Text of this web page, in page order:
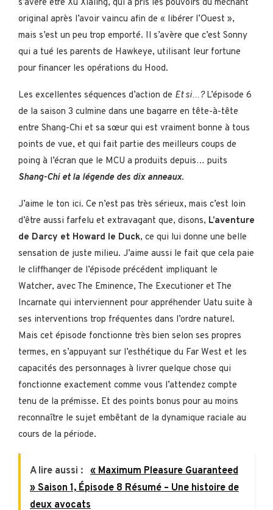
s’avère être Xu Xialing, qui a pris les pouvoirs du méchant
original après l’avoir vaincu afin de « libérer l’Ouest »,
mais s’est un peu trop emporté. Il s’avère que c’est Sonny
qui a tué les parents de Hawkeye, utilisant leur fortune
pour financer les opérations du Hood.
Les excellentes séquences d’action de Et si…?L’épisode 6
de la saison 3 culmine dans une bagarre en tête-à-tête
entre Shang-Chi et sa sœur qui est vraiment bonne à tous
points de vue, et qui fait partie des meilleurs coups de
poing à l’écran que le MCU a produits depuis… puits
Shang-Chi et la légende des dix anneaux.
J’aime le ton ici. Ce n’est pas très sérieux, mais c’est loin
d’être aussi farfelu et extravagant que, disons, L’aventure
de Darcy et Howard le Duck, ce qui lui donne une belle
sensation de juste milieu. J’aime aussi le fait que cela paie
le cliffhanger de l’épisode précédent impliquant le
Watcher, avec The Eminence, The Executioner et The
Incarnate qui interviennent pour appréhender Uatu suite à
ses interventions trop fréquentes dans l’ordre naturel.
Mais cet épisode fonctionne très bien selon ses propres
termes, en s’appuyant sur l’esthétique du Far West et les
capacités des personnages à livrer quelque chose qui
fonctionne exactement comme vous l’attendez compte
tenu de la prémisse. Et des points bonus pour au moins
reconnaître le sujet embêtant de la dynamique raciale au
cours de la période.
A lire aussi : « Maximum Pleasure Guaranteed
» Saison 1, Épisode 8 Résumé – Une histoire de
deux avocats